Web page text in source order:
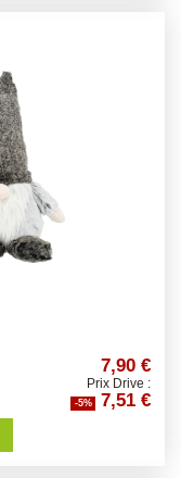
7,90 €
Prix Drive :
-5% 7,51 €